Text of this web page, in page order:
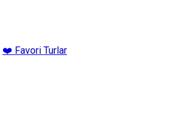
❤️ Favori Turlar